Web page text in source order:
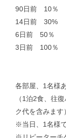
90日前 10％
14日前 30%
6日前 50％
3日前 100％
各部屋、1名様
（1泊2食、往
ク代を含みます
※当日、1名様